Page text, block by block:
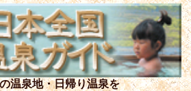
温泉地・日帰り温泉を